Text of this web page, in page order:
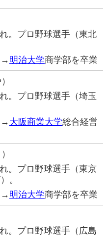
。プロ野球選手（東北
→ 明治大学商学部を卒業
。プロ野球選手（埼玉
→ 大阪商業大学総合経営
。プロ野球選手（東京
。
→ 明治大学商学部を卒業
。プロ野球選手（広島